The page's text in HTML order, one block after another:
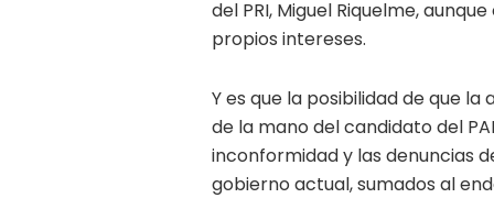
del PRI, Miguel Riquelme,
propios intereses.
Y es que la posibilidad de que
de la mano del candidato del
inconformidad y las denuncias
gobierno actual, sumados al